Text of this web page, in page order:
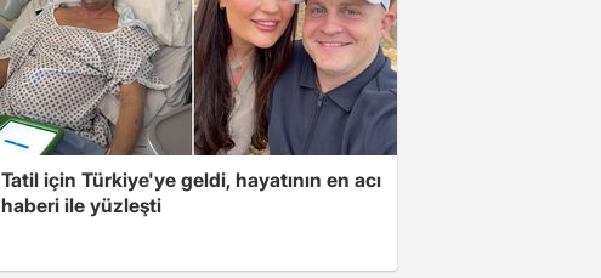
Tatil için Türkiye'ye geldi, hayatının en acı
haberi ile yüzleşti